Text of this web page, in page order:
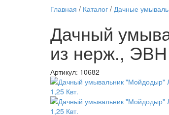
Главная / Каталог / Дачные
Дачный
из нерж., ЭВН
Артикул: 10682